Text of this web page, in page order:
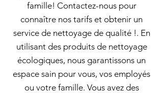
famille! Contactez-nous pour
connaître nos tarifs et obtenir un
service de nettoyage de qualité !. En
utilisant des produits de nettoyage
écologiques, nous garantissons un
espace sain pour vous, vos employés
ou votre famille. Vous avez des